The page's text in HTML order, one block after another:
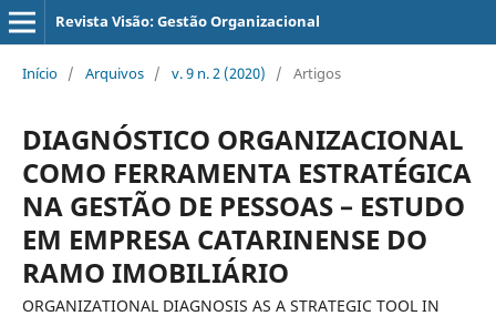
Revista Visão: Gestão Organizacional
Início / Arquivos / v. 9 n. 2 (2020) / Artigos
DIAGNÓSTICO ORGANIZACIONAL
COMO FERRAMENTA ESTRATÉGICA
NA GESTÃO DE PESSOAS – ESTUDO
EM EMPRESA CATARINENSE DO
RAMO IMOBILIÁRIO
ORGANIZATIONAL DIAGNOSIS AS A STRATEGIC TOOL IN